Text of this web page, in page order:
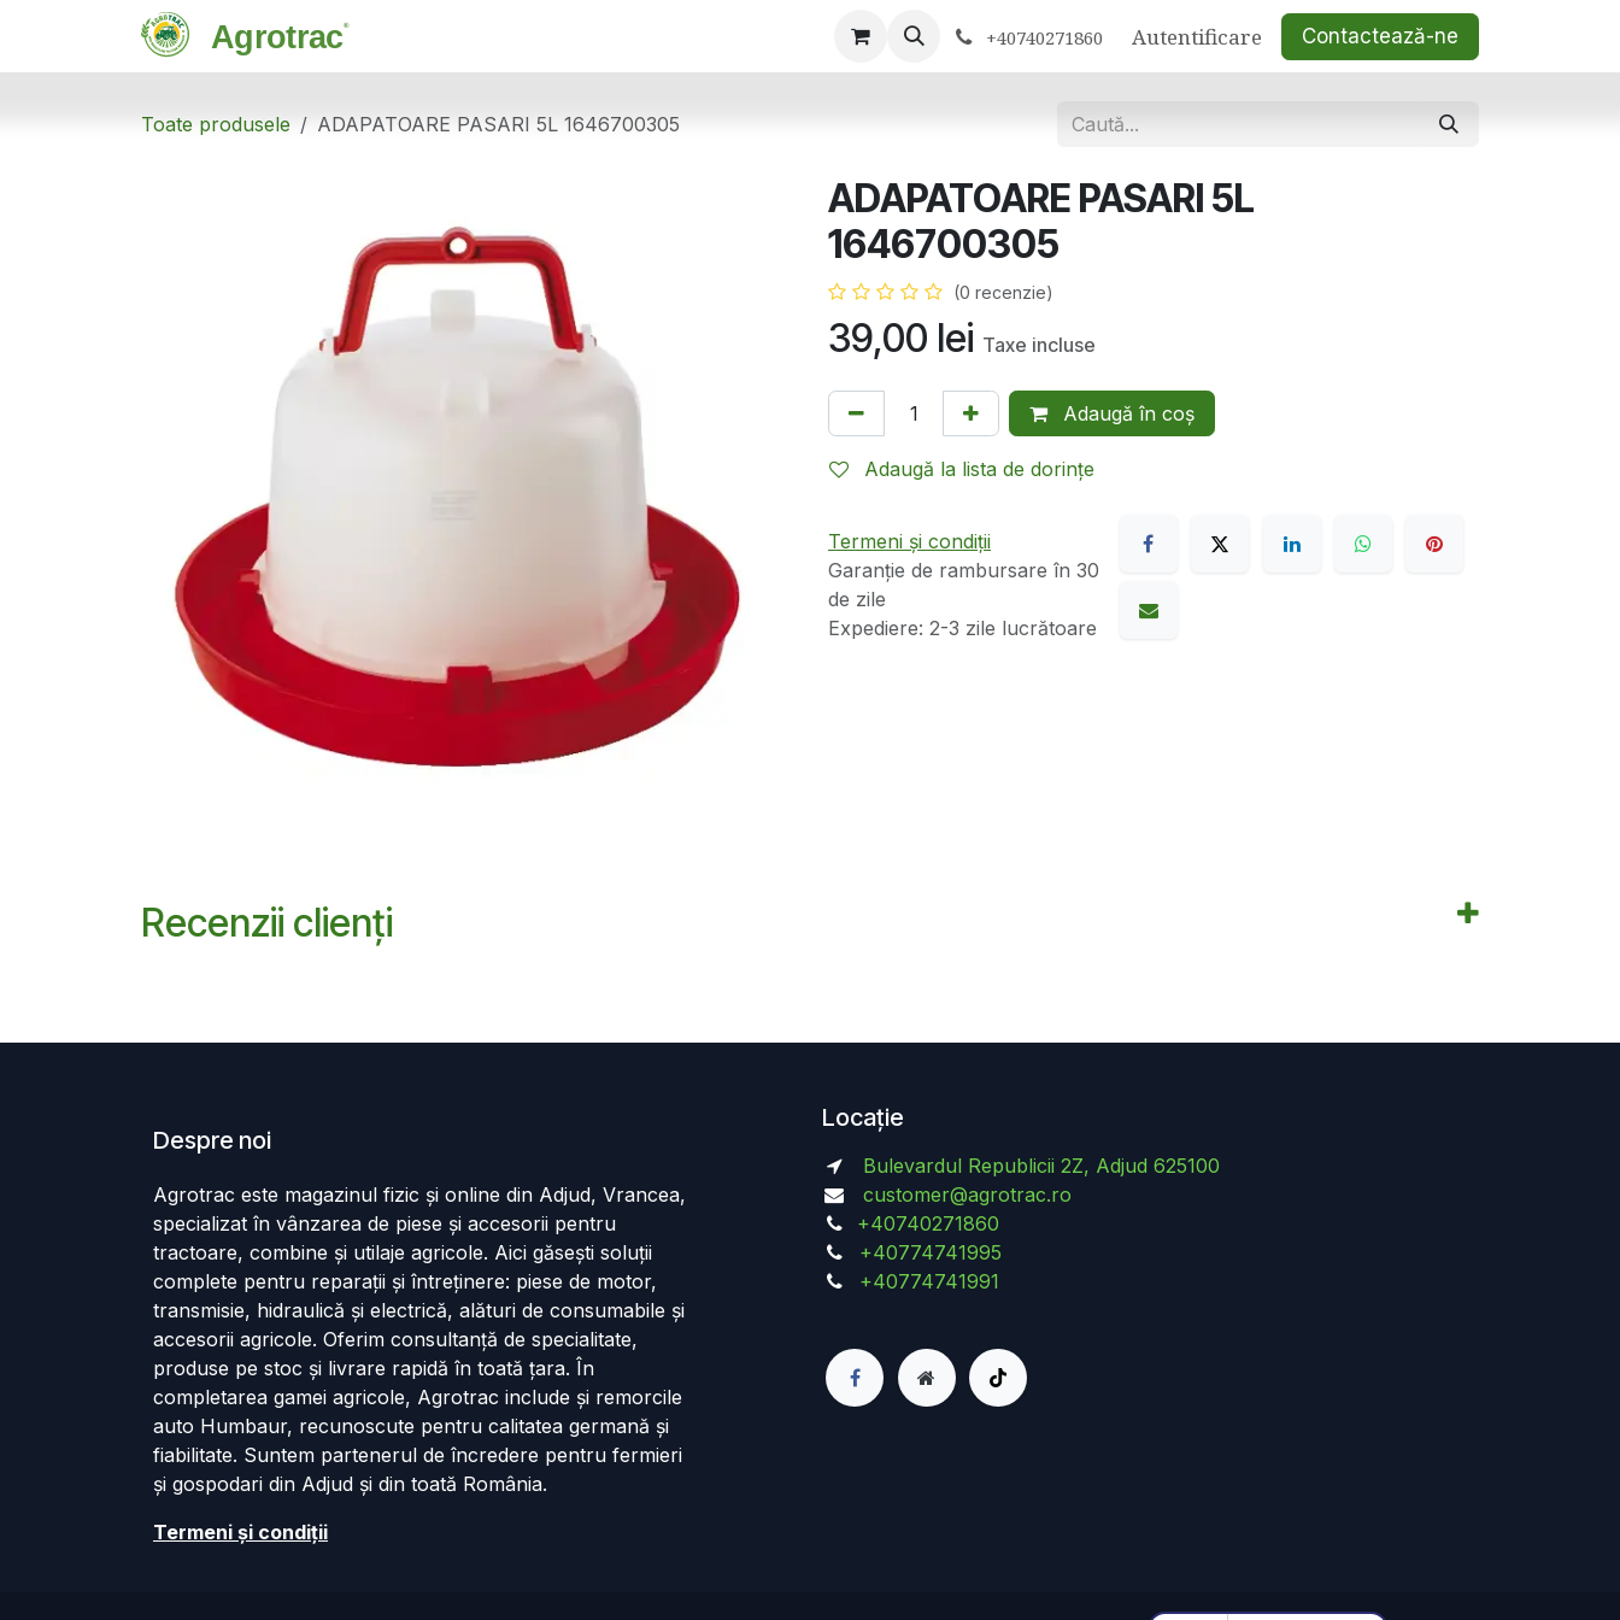
+40740271860 Autentificare Contactează-ne
Toate produsele ADAPATOARE PASARI 5L 1646700305
ADAPATOARE PASARI 5L
1646700305
(0 recenzie)
39,00 lei Taxe incluse
Adaugă în coș
Adaugă la lista de dorințe
Termeni și condiții
Garanție de rambursare în 30
de zile
Expediere: 2-3 zile lucrătoare
Recenzii clienți
Locație
Bulevardul Republicii 2Z, Adjud 625100
customer@agrotrac.ro
+40740271860
+40774741995
+40774741991
Despre noi
Agrotrac este magazinul fizic și online din Adjud, Vrancea,
specializat în vânzarea de piese și accesorii pentru
tractoare, combine și utilaje agricole. Aici găsești soluții
complete pentru reparații și întreținere: piese de motor,
transmisie, hidraulică și electrică, alături de consumabile și
accesorii agricole. Oferim consultanță de specialitate,
produse pe stoc și livrare rapidă în toată țara. În
completarea gamei agricole, Agrotrac include și remorcile
auto Humbaur, recunoscute pentru calitatea germană și
fiabilitate. Suntem partenerul de încredere pentru fermieri
și gospodari din Adjud și din toată România.
Termeni și cond​iții